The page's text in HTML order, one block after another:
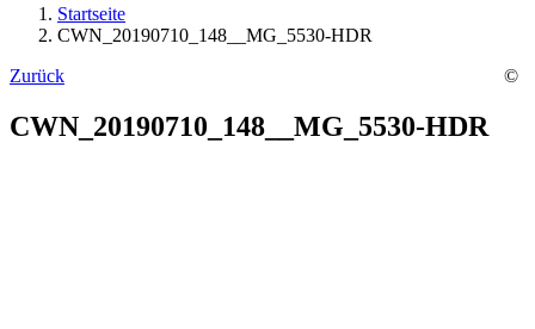
Startseite
CWN_20190710_148__MG_5530-HDR
Zurück
CWN_20190710_148__MG_5530-HDR
©